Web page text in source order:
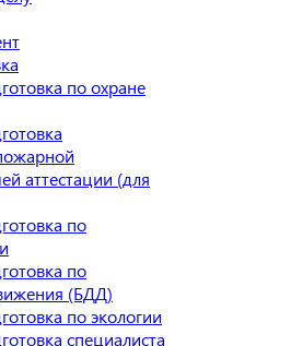
по охране
аттестации (для
по
по
(БДД)
по экологии
специалиста